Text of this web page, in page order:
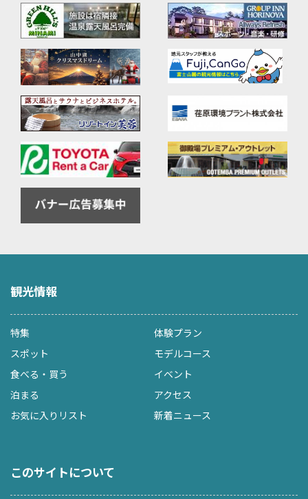
観光情報
特集
体験プラン
スポット
モデルコース
食べる・買う
イベント
泊まる
アクセス
お気に入りリスト
新着ニュース
このサイトについて